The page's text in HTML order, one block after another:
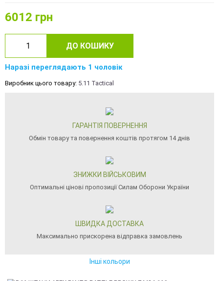
6012 грн
ДО КОШИКУ
Наразі переглядають 1 чоловік
Виробник цього товару: 5.11 Tactical
ГАРАНТІЯ ПОВЕРНЕННЯ
Обмін товару та повернення коштів протягом 14 днів
ЗНИЖКИ ВІЙСЬКОВИМ
Оптимальні цінові пропозиції Силам Оборони України
ШВИДКА ДОСТАВКА
Максимально прискорена відправка замовлень
Інші кольори